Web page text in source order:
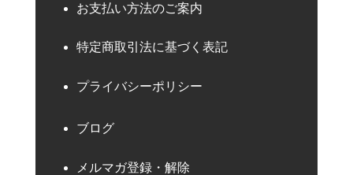
お支払い方法のご案内
特定商取引法に基づく表記
プライバシーポリシー
ブログ
メルマガ登録・解除